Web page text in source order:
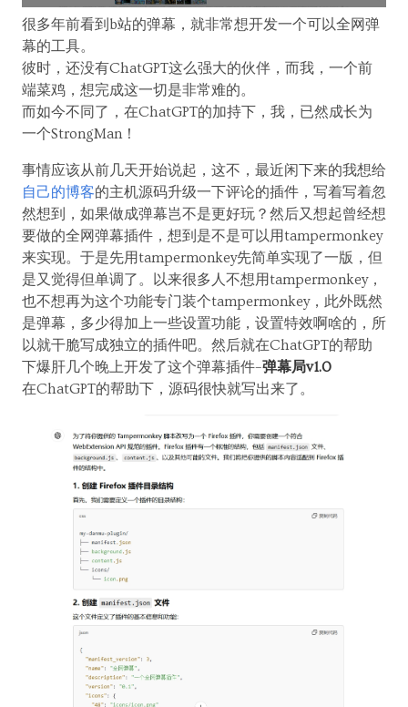
很多年前看到b站的弹幕，就非常想开发一个可以全网弹
幕的工具。
彼时，还没有ChatGPT这么强大的伙伴，而我，一个前
端菜鸡，想完成这一切是非常难的。
而如今不同了，在ChatGPT的加持下，我，已然成长为
一个StrongMan！
事情应该从前几天开始说起，这不，最近闲下来的我想给
自己的博客的主机源码升级一下评论的插件，写着写着忽
然想到，如果做成弹幕岂不是更好玩？然后又想起曾经想
要做的全网弹幕插件，想到是不是可以用tampermonkey
来实现。于是先用tampermonkey先简单实现了一版，但
是又觉得但单调了。以来很多人不想用tampermonkey，
也不想再为这个功能专门装个tampermonkey，此外既然
是弹幕，多少得加上一些设置功能，设置特效啊啥的，所
以就干脆写成独立的插件吧。然后就在ChatGPT的帮助
下爆肝几个晚上开发了这个弹幕插件–弹幕局v1.0
在ChatGPT的帮助下，源码很快就写出来了。